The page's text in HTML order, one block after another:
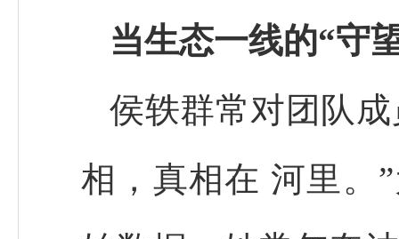
当生态一线的“守
侯轶群常对团队
相，真相在 河里。